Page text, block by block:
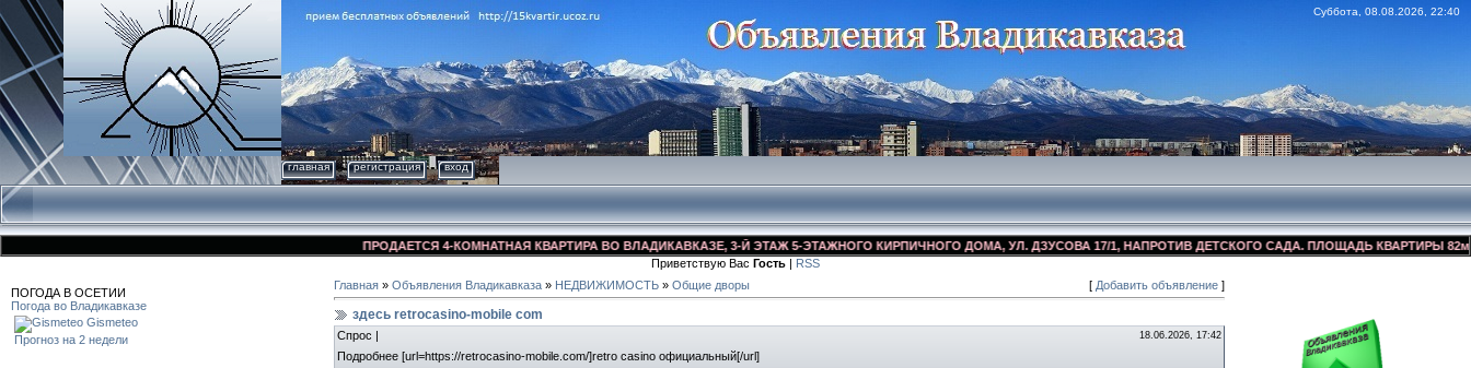
Суббота, 08.08.2026, 22:40
главная регистрация вход
ПРОДАЕТСЯ 4-КОМНАТНАЯ КВАРТИРА ВО ВЛАДИКАВКАЗЕ, 3-Й ЭТАЖ 5-ЭТАЖНОГО КИРПИЧНОГО ДОМА, УЛ. ДЗУСОВА 17/1, НАПРОТИВ ДЕТСКОГО САДА. ПЛОЩАДЬ КВАРТИРЫ 82м2,
Приветствую Вас Гость | RSS
ПОГОДА В ОСЕТИИ
Погода во Владикавказе
Gismeteo
Прогноз на 2 недели
Главная » Объявления Владикавказа » НЕДВИЖИМОСТЬ » Общие дворы [ Добавить объявление ]
здесь retrocasino-mobile com
Спрос | 18.06.2026, 17:42
Подробнее [url=https://retrocasino-mobile.com/]retro casino официальный[/url]